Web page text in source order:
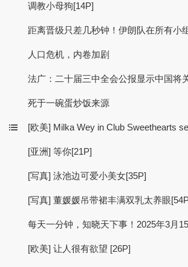
调教小母狗[14P]
距离晋级只差几秒钟！伊朗队在所有小
人口危机，内卷加剧
法广：二十届三中全会公报显示中国将
死于一碗蛋炒饭来源
[欧美] Milka Wey in Club Sweethearts
[亚洲] 等你[21P]
[写真] 泳池边可爱小美女[35P]
[写真] 董媛媛吊带裙丰满双乳太养眼
每天一分钟，知晓天下事！2025年3月
[欧美] 让人很有欲望 [26P]